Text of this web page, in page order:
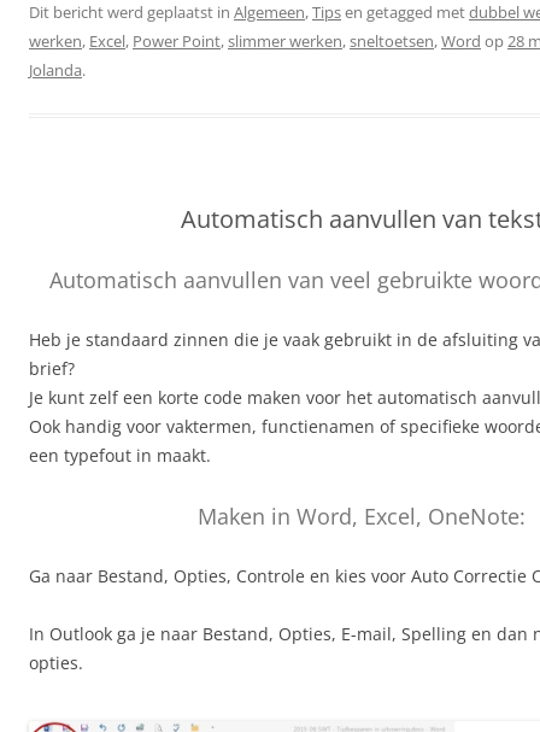
Dit bericht werd geplaatst in Algemeen,Tipsen getagged metdubbel
werken, Excel, Power Point,slimmer werken,sneltoetsen,Word op28
Jolanda.
Automatisch aanvullen van
Automatisch aanvullen van veel gebruikte
Heb je standaard zinnen die je vaak gebruikt in de afsluiting
brief?
Je kunt zelf een korte code maken voor het automatisch
Ook handig voor vaktermen, functienamen of specifieke
een typefout in maakt.
Maken in Word, Excel, OneNote:
Ga naar Bestand, Opties, Controle en kies voor Auto Correctie
In Outlook ga je naar Bestand, Opties, E-mail, Spelling en dan
opties.